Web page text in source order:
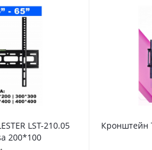
LST-210.05
200*100
Кронштейн